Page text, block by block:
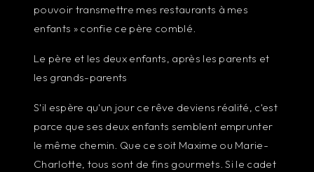
pouvoir transmettre mes restaurants à mes
enfants » confie ce père comblé.
Le père et les deux enfants, après les parents et
les grands-parents
S'il espère qu'un jour ce rêve deviens réalité, c'est
parce que ses deux enfants semblent emprunter
le même chemin. Que ce soit Maxime ou Marie-
Charlotte, tous sont de fins gourmets. Si le cadet